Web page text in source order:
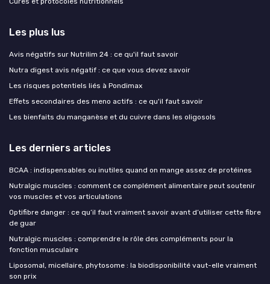
Les plus lus
Avis négatifs sur Nutrilim 24 : ce qu'il faut savoir
Nutra digest avis négatif : ce que vous devez savoir
Les risques potentiels liés à Pondimax
Effets secondaires des meno actifs : ce qu'il faut savoir
Les bienfaits du manganèse et du cuivre dans les oligosols
Les derniers articles
BCAA : indispensables ou inutiles quand on mange assez de protéines
Nutralgic muscles : comment ce complément alimentaire peut soutenir
vos muscles et vos articulations
Optifibre danger : ce qu’il faut vraiment savoir avant d’utiliser cette fibre
de guar
Nutralgic muscles : comprendre le rôle des compléments pour la
fonction musculaire
Liposomal, micellaire, phytosome : la biodisponibilité vaut-elle vraiment
son prix